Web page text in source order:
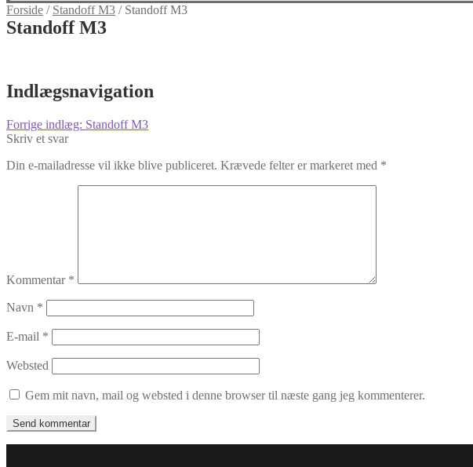
Forside / Standoff M3 / Standoff M3
Standoff M3
Indlægsnavigation
Forrige indlæg: Standoff M3
Skriv et svar
Din e-mailadresse vil ikke blive publiceret. Krævede felter er markeret med *
Kommentar *
Navn *
E-mail *
Websted
Gem mit navn, mail og websted i denne browser til næste gang jeg kommenterer.